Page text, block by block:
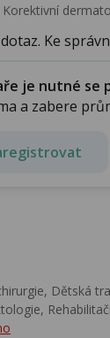
Ke
je nutné se
a zabere
Dětská